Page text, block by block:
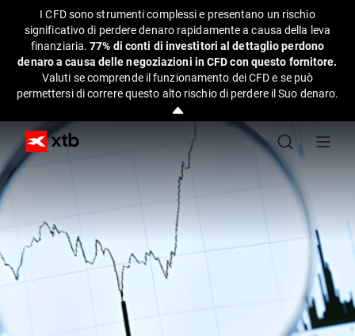
I CFD sono strumenti complessi e presentano un rischio
significativo di perdere denaro rapidamente a causa della leva
finanziaria.77% di conti di investitori al dettaglio perdono
denaro a causa delle negoziazioni in CFD con questo fornitore.
Valuti se comprende il funzionamento dei CFD e se può
permettersi di correre questo alto rischio di perdere il Suo denaro.